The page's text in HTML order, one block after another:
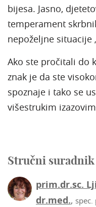
bijesa. Jasno,
temperament
nepoželjne situacije
Ako ste pročitali do
znak je da ste
spoznaje i tako se
višestrukim
Stručni suradnik
prim.dr.sc.
dr.med.,